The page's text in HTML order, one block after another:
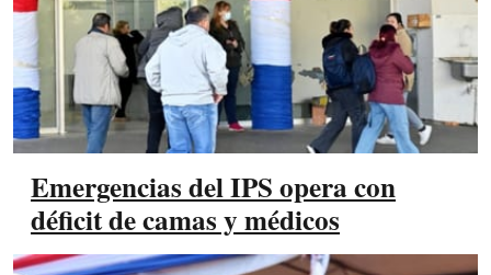
Emergencias del IPS opera con
déficit de camas y médicos